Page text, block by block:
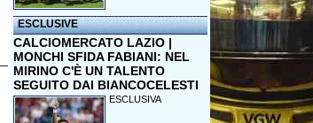
ESCLUSIVE
CALCIOMERCATO LAZIO |
MONCHI SFIDA FABIANI: NEL
MIRINO C'È UN TALENTO
SEGUITO DAI BIANCOCELESTI
ESCLUSIVA